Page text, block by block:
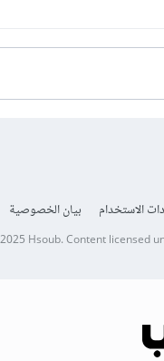
الاستخدام بيان الخصوصية
Hsoub.Content licensed